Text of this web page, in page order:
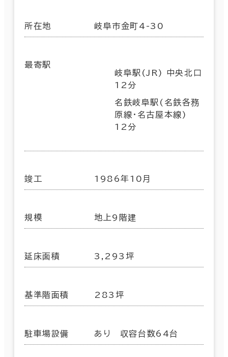
所在地 岐阜市金町4-30
最寄駅
岐阜駅(JR) 中央北口
12分
名鉄岐阜駅(名鉄各務
原線･名古屋本線)
12分
竣工 1986年10月
規模 地上9階建
延床面積 3,293坪
基準階面積 283坪
駐車場設備 あり 収容台数64台